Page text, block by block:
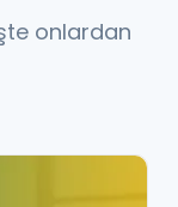
onlardan